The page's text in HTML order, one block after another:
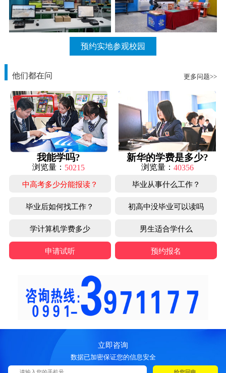
预约实地参观校园
他们都在问 更多问题>>
我能学吗?
浏览量： 50215
新华的学费是多少?
浏览量： 40356
中高考多少分能报读？ 毕业从事什么工作？
毕业后如何找工作？ 初高中没毕业可以读吗
学计算机学费多少 男生适合学什么
申请试听 预约报名
立即咨询
数据已加密保证您的信息安全